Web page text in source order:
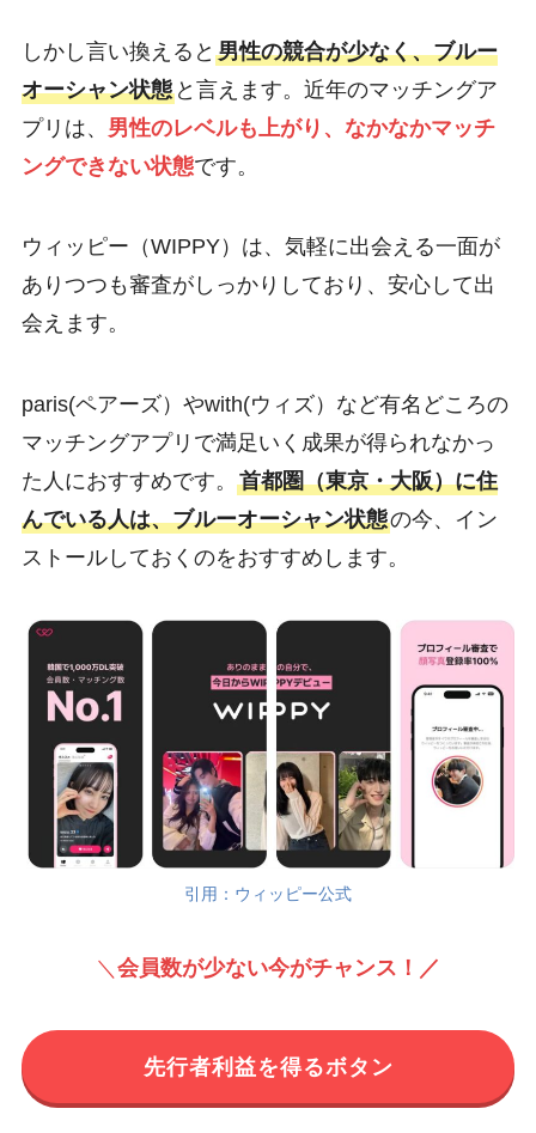
しかし言い換えると 男性の競合が少なく、ブルー
オーシャン状態と言えます。近年のマッチングア
プリは、 男性のレベルも上がり、なかなかマッチ
ングできない状態です。
ウィッピー（WIPPY）は、気軽に出会える一面が
ありつつも審査がしっかりしており、安心して出
会えます。
paris(ペアーズ）やwith(ウィズ）など有名どころの
マッチングアプリで満足いく成果が得られなかっ
た人におすすめです。 首都圏（東京・大阪）に住
んでいる人は、ブルーオーシャン状態の今、イン
ストールしておくのをおすすめします。
引用：ウィッピー公式
＼ 会員数が少ない今がチャンス！／
先行者利益を得るボタン